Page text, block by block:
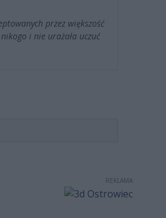
przez większość
i nie urażała uczuć
REKLAMA